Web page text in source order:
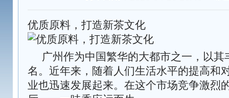
优质原料，打造新茶文化
广州作为中国繁华的大都市之一，以其
名。近年来，随着人们生活水平的提高和
业也迅速发展起来。在这个市场竞争激烈